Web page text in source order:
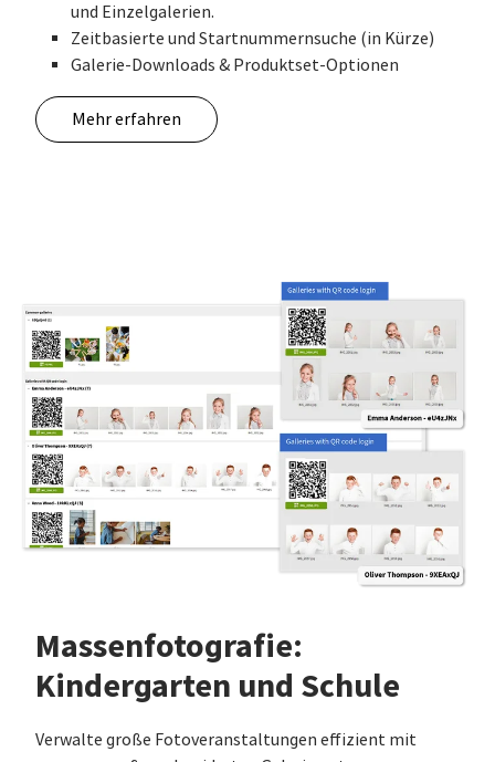
und Einzelgalerien.
Zeitbasierte und Startnummernsuche (in Kürze)
Galerie-Downloads & Produktset-Optionen
Mehr erfahren
Massenfotografie:
Kindergarten und Schule
Verwalte große Fotoveranstaltungen effizient mit